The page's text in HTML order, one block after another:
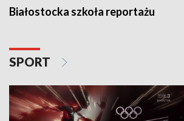
Białostocka szkoła reportażu
SPORT